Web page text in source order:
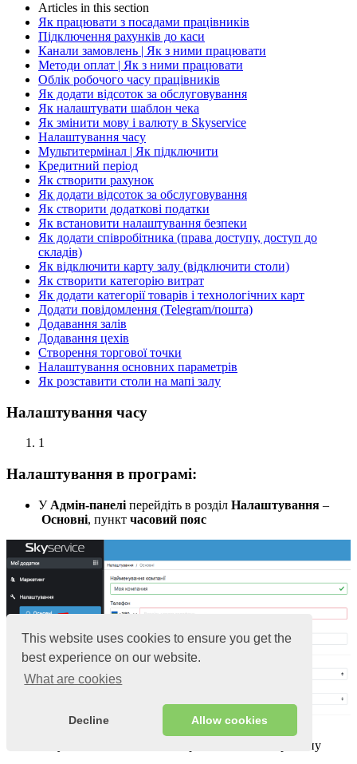
This website uses cookies to ensure you get the
best experience on our website.
What are cookies
Decline Allow cookies
Articles in this section
Як працювати з посадами працівників
Підключення рахунків до каси
Канали замовлень | Як з ними працювати
Методи оплат | Як з ними працювати
Облік робочого часу працівників
Як додати відсоток за обслуговування
Як налаштувати шаблон чека
Як змінити мову і валюту в Skyservice
Налаштування часу
Мультитермінал | Як підключити
Кредитний період
Як створити рахунок
Як додати відсоток за обслуговування
Як створити додаткові податки
Як встановити налаштування безпеки
Як додати співробітника (права доступу, доступ до
складів)
Як відключити карту залу (відключити столи)
Як створити категорію витрат
Як додати категорії товарів і технологічних карт
Додати повідомлення (Telegram/пошта)
Додавання залів
Додавання цехів
Створення торгової точки
Налаштування основних параметрів
Як розставити столи на мапі залу
Налаштування часу
1
Налаштування в програмі:
У Адмін-панелі перейдіть в розділ Налаштування –
Основні, пункт часовий пояс
вибрати час вашого регіону